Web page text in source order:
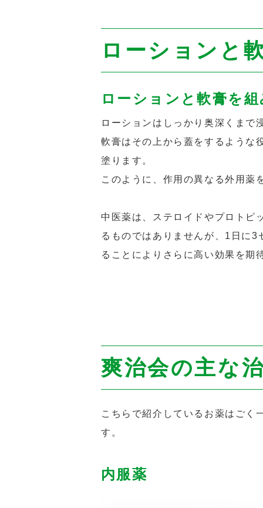
ローションと
ローションと軟膏を
ローションはしっかり奥深くまで
軟膏はその上から蓋をするような
塗ります。
このように、作用の異なる外用薬
中医薬は、ステロイドやプロトピ
るものではありませんが、1日に
ることによりさらに高い効果を期
爽治会の主な
こちらで紹介しているお薬はごく
す。
内服薬